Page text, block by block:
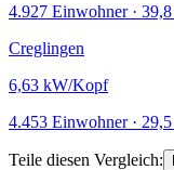
4.927 Einwohner ·
Creglingen
6,63 kW/Kopf
4.453 Einwohner ·
Teile diesen Vergleich: